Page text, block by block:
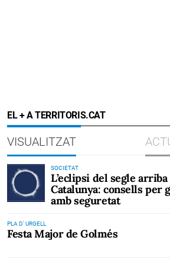
EL + A TERRITORIS.CAT
VISUALITZAT
SOCIETAT
L’eclipsi del segle arriba
Catalunya: consells per
amb seguretat
PLA D' URGELL
Festa Major de Golmés